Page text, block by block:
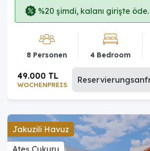
%20 şimdi, kalanı girişte öde.
8 Personen 4 Bedroom
WOCHENPREIS
49.000 TL
Jakuzili Havuz
Ateş Çukuru